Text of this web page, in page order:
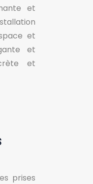
et
et
et
et
prises